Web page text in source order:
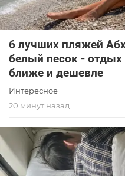
6 лучших пляжей
белый песок - отдых
ближе и дешевле
Интересное
20 минут назад